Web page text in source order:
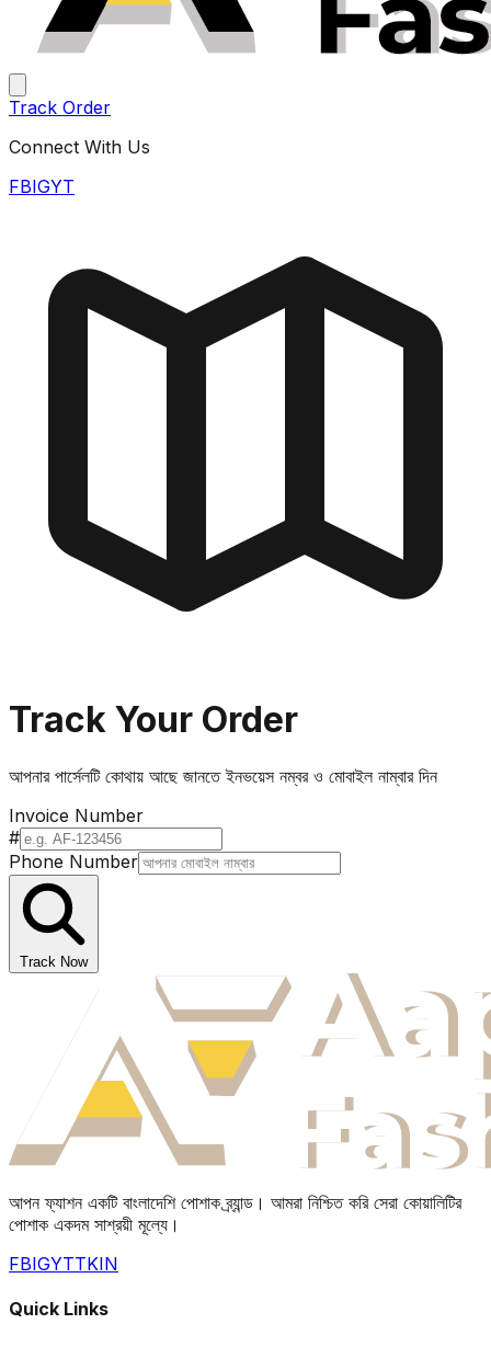
Track Order
Connect With Us
FBIGYT
Track Your Order
আপনার পার্সেলটি কোথায় আছে জানতে ইনভয়েস নম্বর ও মোবাইল নাম্বার দিন
Invoice Number
#
Phone Number
Track Now
আপন ফ্যাশন একটি বাংলাদেশি পোশাক ব্র্যান্ড। আমরা নিশ্চিত করি সেরা কোয়ালিটির
পোশাক একদম সাশ্রয়ী মূল্যে।
FBIGYTTKIN
Quick Links